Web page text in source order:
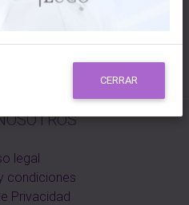
09:00 a 14:00 y de 16:00 a
legal
condiciones
Privacidad
CERRAR